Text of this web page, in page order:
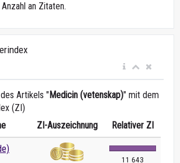
an Zitaten.
Artikels " Medicin (vetenskap)" mit dem
(ZI)
ZI-Auszeichnung Relativer ZI
11 643